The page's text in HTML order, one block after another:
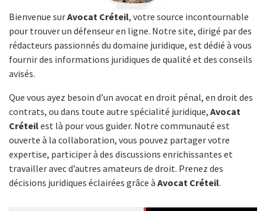
Bienvenue surAvocat Créteil, votre source incontournable
pour trouver un défenseur en ligne. Notre site, dirigé par des
rédacteurs passionnés du domaine juridique, est dédié à vous
fournir des informations juridiques de qualité et des conseils
avisés.
Que vous ayez besoin d’un avocat en droit pénal, en droit des
contrats, ou dans toute autre spécialité juridique, Avocat
Créteilest là pour vous guider. Notre communauté est
ouverte à la collaboration, vous pouvez partager votre
expertise, participer à des discussions enrichissantes et
travailler avec d’autres amateurs de droit. Prenez des
décisions juridiques éclairées grâce à Avocat Créteil.